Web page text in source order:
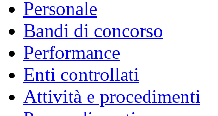
Personale
Bandi di concorso
Performance
Enti controllati
Attività e procedimenti